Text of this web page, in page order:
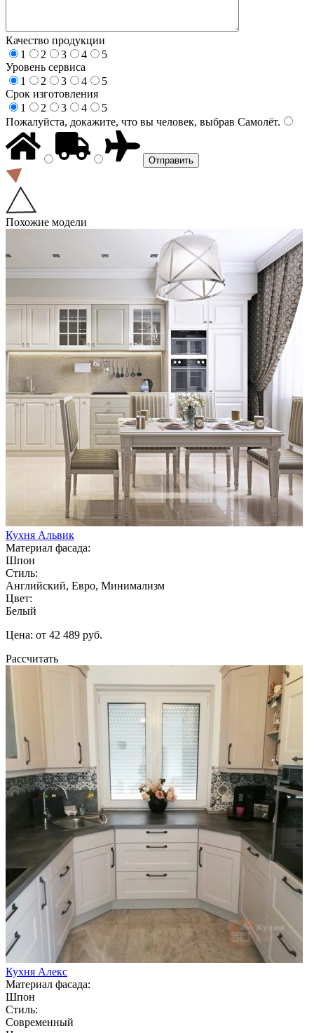
Качество продукции
1
2 3 4
5
Уровень сервиса
1
2 3 4
5
Срок изготовления
1
2 3 4
5
Пожалуйста, докажите, что вы человек, выбрав Самолёт.
Похожие модели
Кухня Альвик
Материал фасада:
Шпон
Стиль:
Английский, Евро, Минимализм
Цвет:
Белый
Цена: от 42 489 руб.
Рассчитать
Кухня Алекс
Материал фасада:
Шпон
Стиль:
Современный